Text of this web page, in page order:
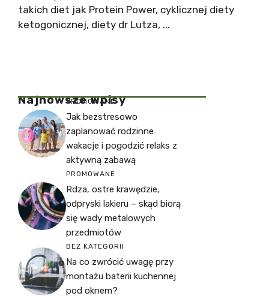
takich diet jak Protein Power, cyklicznej diety
ketogonicznej, diety dr Lutza, ...
Najnowsze Wpisy
PROMOWANE
Jak bezstresowo
zaplanować rodzinne
wakacje i pogodzić relaks z
aktywną zabawą
PROMOWANE
Rdza, ostre krawędzie,
odpryski lakieru – skąd biorą
się wady metalowych
przedmiotów
BEZ KATEGORII
Na co zwrócić uwagę przy
montażu baterii kuchennej
pod oknem?